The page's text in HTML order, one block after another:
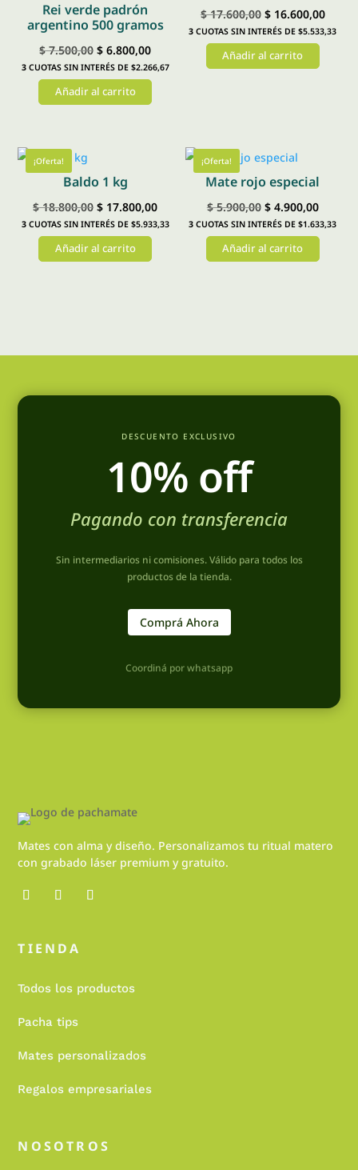
Rei verde padrón
argentino 500 gramos
$7.500,00 El
precio
original
$ 6.800,00El
precio
3CUOTAS SIN INTERÉS DE $2.266,67
Añadir al carrito
$17.600,00 El
precio
original
$16.600,00El
precio
3 CUOTAS SIN INTERÉS DE $5.533,33
Añadir al carrito
¡Oferta!
Baldo 1 kg
$18.800,00 El
precio
original
$ 17.800,00El
precio
3CUOTAS SIN INTERÉS DE $5.933,33
Añadir al carrito
¡Oferta!
Mate rojo especial
$5.900,00 El
precio
original
$4.900,00El
precio
3 CUOTAS SIN INTERÉS DE $1.633,33
Añadir al carrito
DESCUENTO EXCLUSIVO
10% off
Pagando con transferencia
Sin intermediarios ni comisiones. Válido para todos los
productos de la tienda.
Comprá Ahora
Coordiná por whatsapp
Mates con alma y diseño. Personalizamos tu ritual matero
con grabado láser premium y gratuito.
TIENDA
Todos los productos
Pacha tips
Mates personalizados
Regalos empresariales
NOSOTROS